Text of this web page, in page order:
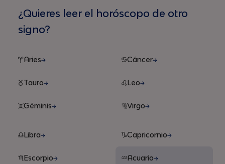
¿Quieres leer el horóscopo de otro
signo?
Aries
Tauro
Géminis
Cáncer
Leo
Virgo
Libra
Escorpio
Capricornio
Acuario